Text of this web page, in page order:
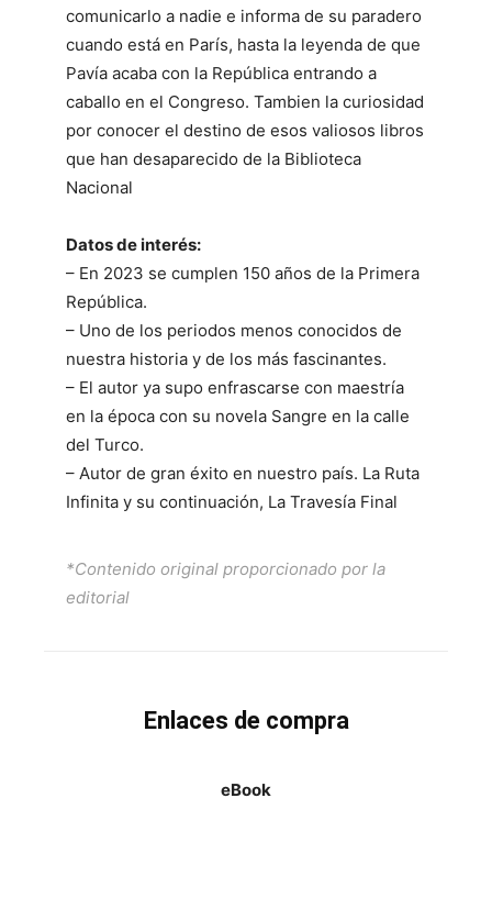
comunicarlo a nadie e informa de su paradero
cuando está en París, hasta la leyenda de que
Pavía acaba con la República entrando a
caballo en el Congreso. Tambien la curiosidad
por conocer el destino de esos valiosos libros
que han desaparecido de la Biblioteca
Nacional
Datos de interés:
– En 2023 se cumplen 150 años de la Primera
República.
– Uno de los periodos menos conocidos de
nuestra historia y de los más fascinantes.
– El autor ya supo enfrascarse con maestría
en la época con su novela Sangre en la calle
del Turco.
– Autor de gran éxito en nuestro país. La Ruta
Infinita y su continuación, La Travesía Final
*Contenido original proporcionado por la
editorial
Enlaces de compra
eBook